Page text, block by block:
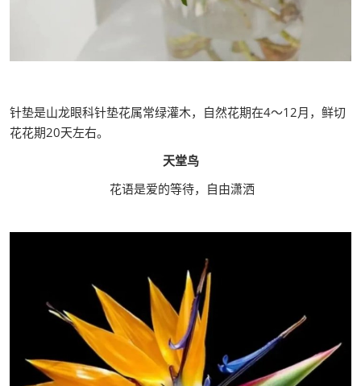
针垫是山龙眼科针垫花属常绿灌木，自然花期在4～12月，鲜切
花花期20天左右。
天堂鸟
花语是爱的等待，自由潇洒